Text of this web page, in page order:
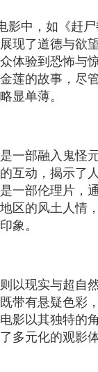
影中，如《赶
现了道德与欲
体验到恐怖与
莲的故事，尽
显单薄。
一部融入鬼怪
互动，揭示了
一部伦理片，
区的风土人情，
象。
以现实与超自
带有悬疑色彩
影以其独特的
多元化的观影